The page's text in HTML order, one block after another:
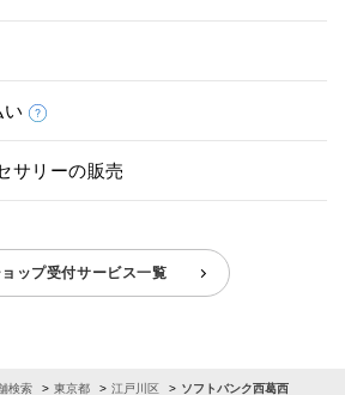
サリーの販売
ョップ受付サービス一覧
検索 東京都 江戸川区 ソフトバンク西葛西